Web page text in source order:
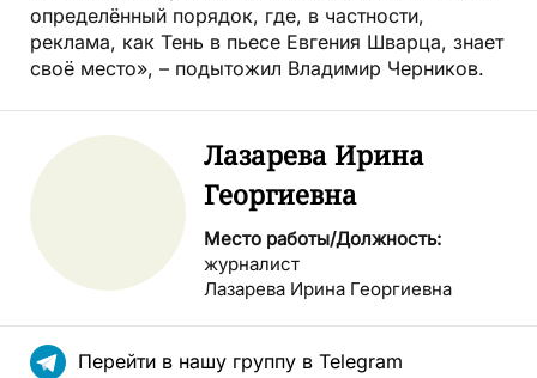
определённый порядок, где, в частности,
реклама, как Тень в пьесе Евгения Шварца, знает
своё место», – подытожил Владимир Черников.
Лазарева Ирина
Георгиевна
Место работы/Должность:
журналист
Лазарева Ирина Георгиевна
Перейти в нашу группу в Telegram